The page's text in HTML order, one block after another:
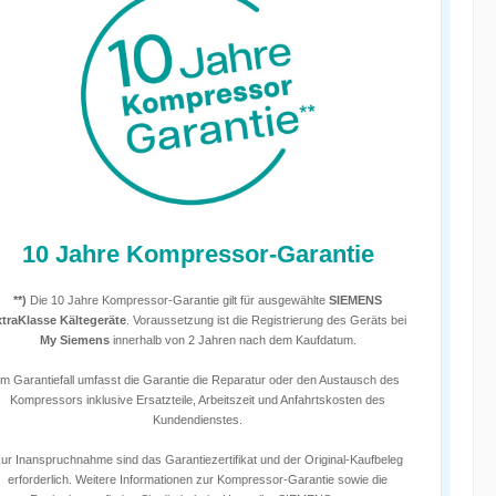
10 Jahre Kompressor-Garantie
**) Die 10 Jahre Kompressor-Garantie gilt für ausgewählteSIEMENS
Kältegeräte . Voraussetzung ist die Registrierung des Geräts bei
My Siemensinnerhalb von 2 Jahren nach dem Kaufdatum.
Garantiefall umfasst die Garantie die Reparatur oder den Austausch des
Kompressors inklusive Ersatzteile, Arbeitszeit und Anfahrtskosten des
Kundendienstes.
Inanspruchnahme sind das Garantiezertifikat und der Original-Kaufbeleg
erforderlich. Weitere Informationen zur Kompressor-Garantie sowie die